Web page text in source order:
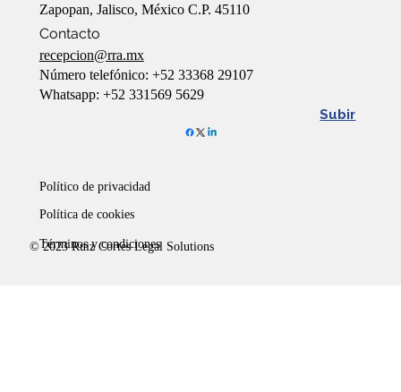
Zapopan, Jalisco, México C.P. 45110
Contacto
recepcion@rra.mx
Número telefónico: +52 33368 29107
Whatsapp: +52 331569 5629
Subir
Político de privacidad
Términos y condiciones
Política de cookies
© 2023 Ruiz Cortes Legal Solutions